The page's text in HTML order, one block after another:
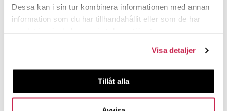
Dessa kan i sin tur kombinera informationen med annan
information som du har tillhandahållit eller som de har
Visa detaljer
Tillåt alla